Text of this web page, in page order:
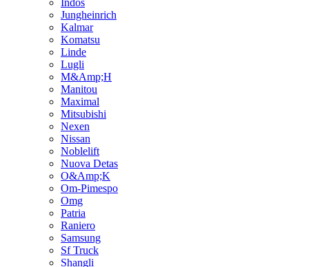
Jungheinrich
Kalmar
Komatsu
Linde
Lugli
M&Amp;H
Manitou
Maximal
Mitsubishi
Nexen
Nissan
Noblelift
Nuova Detas
O&Amp;K
Om-Pimespo
Omg
Patria
Raniero
Samsung
Sf Truck
Shangli